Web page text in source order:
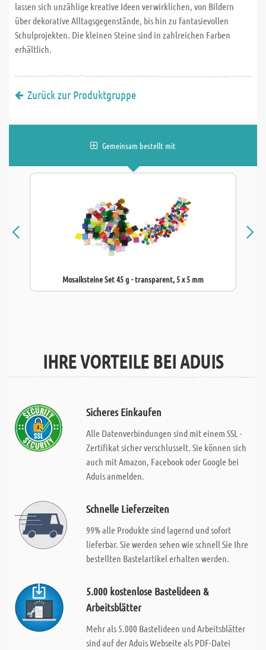
lassen sich unzählige kreative Ideen verwirklichen, von Bildern
über dekorative Alltagsgegenstände, bis hin zu fantasievollen
Schulprojekten. Die kleinen Steine sind in zahlreichen Farben
erhältlich.
Zurück zur Produktgruppe
Gemeinsam bestellt mit
Mosaiksteine Set 45 g - transparent, 5 x 5 mm
IHRE VORTEILE BEI ADUIS
Sicheres Einkaufen
Alle Datenverbindungen sind mit einem SSL -
Zertifikat sicher verschlusselt. Sie können sich
auch mit Amazon, Facebook oder Google bei
Aduis anmelden.
Schnelle Lieferzeiten
99% alle Produkte sind lagernd und sofort
lieferbar. Sie werden sehen wie schnell Sie Ihre
bestellten Bastelartikel erhalten werden.
5.000 kostenlose Bastelideen &
Arbeitsblätter
Mehr als 5.000 Bastelideen und Arbeitsblätter
sind auf der Aduis Webseite als PDF-Datei